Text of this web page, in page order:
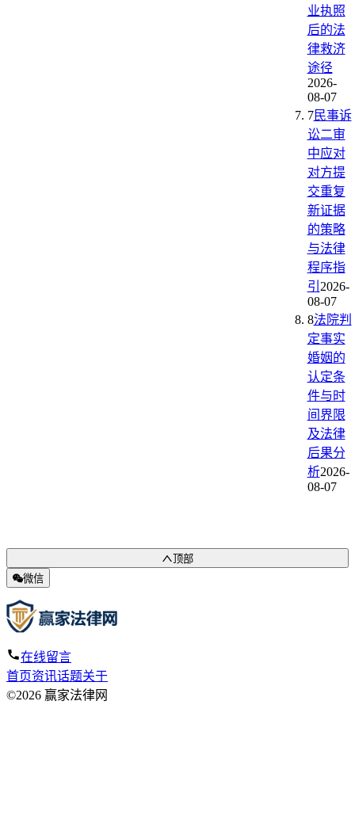
业执照
后的法
律救济
途径
2026-
08-07
7民事诉
讼二审
中应对
对方提
交重复
新证据
的策略
与法律
程序指
引 2026-
08-07
8法院判
定事实
婚姻的
认定条
件与时
间界限
及法律
后果分
析2026-
08-07
顶部
微信
在线留言
首页资讯话题关于
©2026 赢家法律网